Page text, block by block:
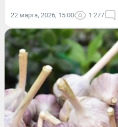
22 марта, 2026, 15:00 1 277